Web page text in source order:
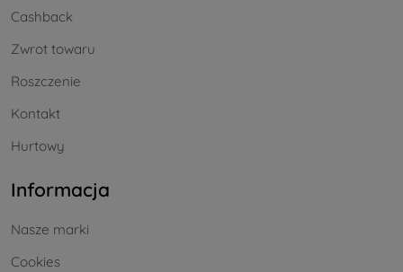
Cashback
Zwrot towaru
Roszczenie
Kontakt
Hurtowy
Informacja
Nasze marki
Cookies